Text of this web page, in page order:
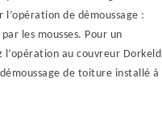
de démoussage :
les mousses. Pour un
l’opération au couvreur Dorkeld
de toiture installé à